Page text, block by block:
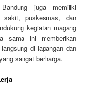
juga memiliki
sakit, puskesmas, dan
kegiatan magang
sama ini memberikan
di lapangan dan
sangat berharga.